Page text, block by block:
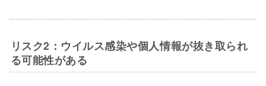
リスク2：ウイルス感染や個人情報が抜き取られ
る可能性がある